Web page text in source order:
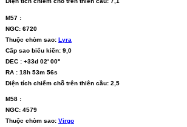
M57 :
NGC: 6720
Thuộc chòm sao: Lyra
Cấp sao biểu kiến: 9,0
DEC : +33d 02' 00''
RA : 18h 53m 56s
Diện tích chiếm chỗ trên thiên cầu: 2,5
M58 :
NGC: 4579
Thuộc chòm sao: Virgo